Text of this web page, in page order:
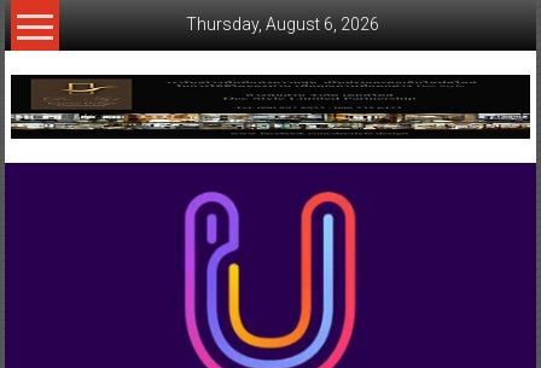
Skip
to
Thursday, August 6, 2026
www.ujunctionnews.com
เว็บ
ข่าว